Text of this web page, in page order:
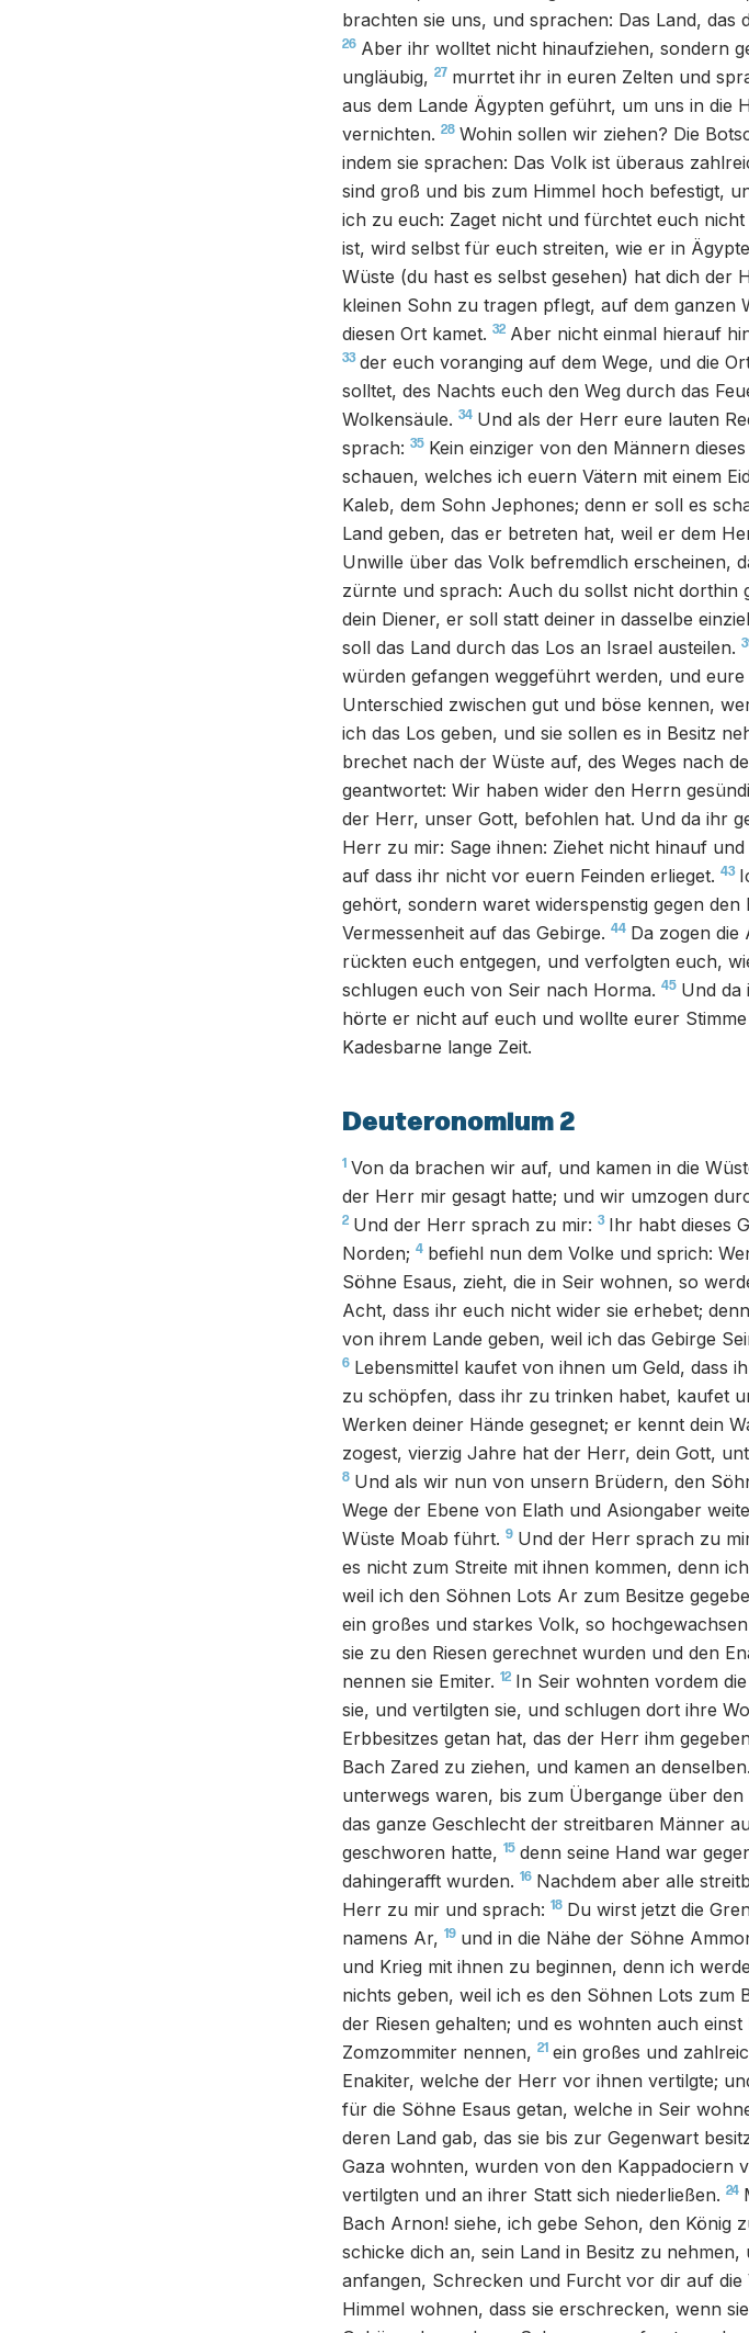
brachten sie uns, und sprachen: Das Land,
26 Aber ihr wolltet nicht hinaufziehen, sondern
ungläubig, 27 murrtet ihr in euren Zelten und
aus dem Lande Ägypten geführt, um uns in
vernichten. 28 Wohin sollen wir ziehen? Die
indem sie sprachen: Das Volk ist überaus
sind groß und bis zum Himmel hoch befestigt,
ich zu euch: Zaget nicht und fürchtet euch
ist, wird selbst für euch streiten, wie er in
Wüste (du hast es selbst gesehen) hat dich der
kleinen Sohn zu tragen pflegt, auf dem ganzen
diesen Ort kamet. 32 Aber nicht einmal hierauf
33 der euch voranging auf dem Wege, und die
solltet, des Nachts euch den Weg durch das
Wolkensäule. 34 Und als der Herr eure lauten
sprach: 35 Kein einziger von den Männern
schauen, welches ich euern Vätern mit einem
Kaleb, dem Sohn Jephones; denn er soll es
Land geben, das er betreten hat, weil er dem
Unwille über das Volk befremdlich erscheinen,
zürnte und sprach: Auch du sollst nicht dorthin
dein Diener, er soll statt deiner in dasselbe
soll das Land durch das Los an Israel austeilen.
würden gefangen weggeführt werden, und
Unterschied zwischen gut und böse kennen,
ich das Los geben, und sie sollen es in Besitz
brechet nach der Wüste auf, des Weges nach
geantwortet: Wir haben wider den Herrn
der Herr, unser Gott, befohlen hat. Und da ihr
Herr zu mir: Sage ihnen: Ziehet nicht hinauf
auf dass ihr nicht vor euern Feinden erlieget. 43
gehört, sondern waret widerspenstig gegen
Vermessenheit auf das Gebirge. 44 Da zogen die
rückten euch entgegen, und verfolgten euch,
schlugen euch von Seir nach Horma. 45 Und
hörte er nicht auf euch und wollte eurer
Kadesbarne lange Zeit.
Deuteronomium 2
1 Von da brachen wir auf, und kamen in die
der Herr mir gesagt hatte; und wir umzogen
2 Und der Herr sprach zu mir: 3 Ihr habt dieses
Norden; 4 befiehl nun dem Volke und sprich:
Söhne Esaus, zieht, die in Seir wohnen, so
Acht, dass ihr euch nicht wider sie erhebet;
von ihrem Lande geben, weil ich das Gebirge
6 Lebensmittel kaufet von ihnen um Geld, dass
zu schöpfen, dass ihr zu trinken habet, kaufet
Werken deiner Hände gesegnet; er kennt dein
zogest, vierzig Jahre hat der Herr, dein Gott,
8 Und als wir nun von unsern Brüdern, den
Wege der Ebene von Elath und Asiongaber
Wüste Moab führt. 9 Und der Herr sprach zu
es nicht zum Streite mit ihnen kommen, denn
weil ich den Söhnen Lots Ar zum Besitze
ein großes und starkes Volk, so
sie zu den Riesen gerechnet wurden und den
nennen sie Emiter. 12 In Seir wohnten vordem
sie, und vertilgten sie, und schlugen dort ihre
Erbbesitzes getan hat, das der Herr ihm
Bach Zared zu ziehen, und kamen an denselben.
unterwegs waren, bis zum Übergange über
das ganze Geschlecht der streitbaren Männer
geschworen hatte, 15 denn seine Hand war
dahingerafft wurden. 16 Nachdem aber alle
Herr zu mir und sprach: 18 Du wirst jetzt die
namens Ar, 19 und in die Nähe der Söhne
und Krieg mit ihnen zu beginnen, denn ich
nichts geben, weil ich es den Söhnen Lots zum
der Riesen gehalten; und es wohnten auch
Zomzommiter nennen, 21 ein großes und
Enakiter, welche der Herr vor ihnen vertilgte;
für die Söhne Esaus getan, welche in Seir
deren Land gab, das sie bis zur Gegenwart
Gaza wohnten, wurden von den Kappadociern
vertilgten und an ihrer Statt sich niederließen. 24
Bach Arnon! siehe, ich gebe Sehon, den König
schicke dich an, sein Land in Besitz zu nehmen,
anfangen, Schrecken und Furcht vor dir auf
Himmel wohnen, dass sie erschrecken, wenn